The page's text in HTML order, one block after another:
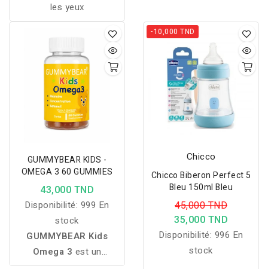
les yeux
GUMMYBEAR KIDS -
OMEGA 3 60 GUMMIES
43,000 TND
Disponibilité: 999 En
stock
GUMMYBEAR Kids
Omega 3 est un
-10,000 TND
Chicco
Chicco Biberon Perfect 5
Bleu 150ml Bleu
45,000 TND
35,000 TND
Disponibilité: 996 En
stock